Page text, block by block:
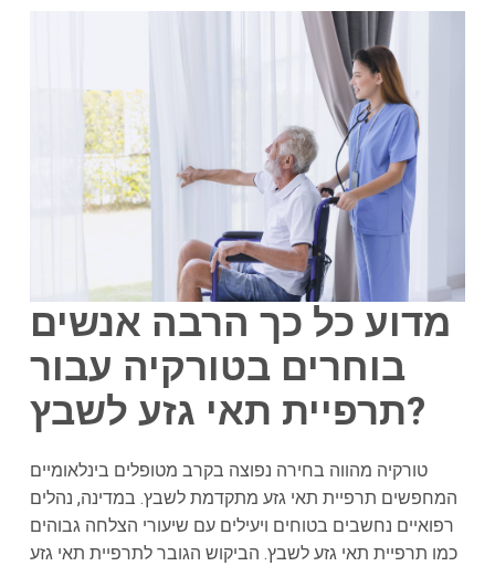
מדוע כל כך הרבה אנשים
בוחרים בטורקיה עבור
תרפיית תאי גזע לשבץ?
טורקיה מהווה בחירה נפוצה בקרב מטופלים בינלאומיים
המחפשים תרפיית תאי גזע מתקדמת לשבץ. במדינה, נהלים
רפואיים נחשבים בטוחים ויעילים עם שיעורי הצלחה גבוהים
כמו תרפיית תאי גזע לשבץ. הביקוש הגובר לתרפיית תאי גזע